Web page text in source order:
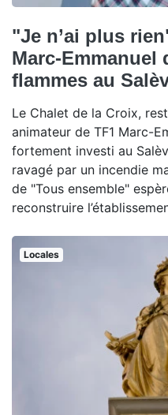
"Je n’ai plus
Marc-Emmanuel
flammes au
Le Chalet de la Croix,
animateur de TF1 Marc-
fortement investi au
ravagé par un incendie
de "Tous ensemble"
reconstruire
Locales